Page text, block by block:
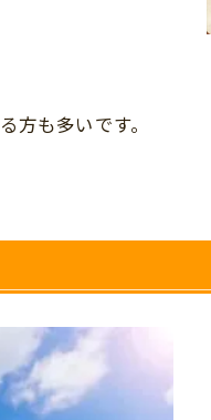
も多いです。